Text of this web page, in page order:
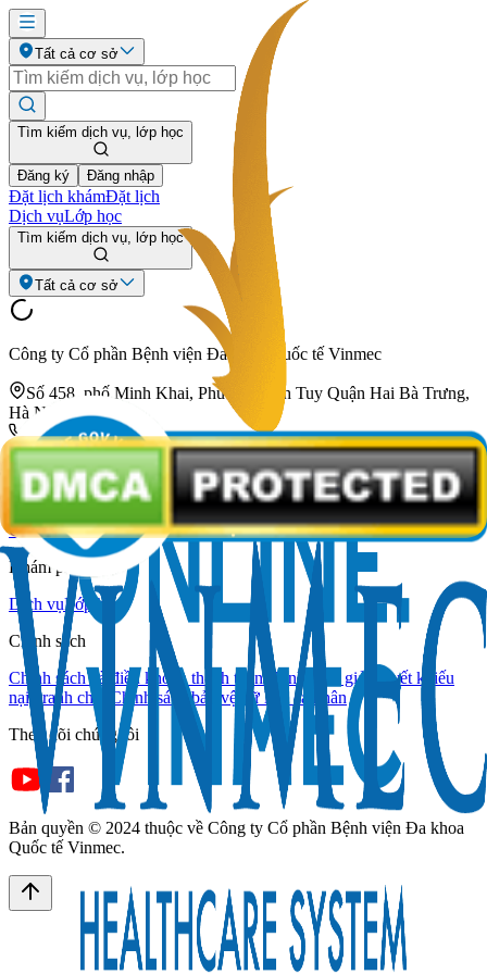
Tất cả cơ sở
Tìm kiếm dịch vụ, lớp học
Đăng ký Đăng nhập
Đặt lịch khámĐặt lịch
Dịch vụLớp học
Tìm kiếm dịch vụ, lớp học
Tất cả cơ sở
Công ty Cổ phần Bệnh viện Đa khoa Quốc tế Vinmec
Số 458, phố Minh Khai, Phường Vĩnh Tuy Quận Hai Bà Trưng,
Hà Nội.
024 3974 3556
info@vinmec.com
Hệ thống Vinmec
Giới thiệuHỗ trợBác sĩHệ thống cơ sở y tế
Khám phá
Dịch vụLớp học
Chính sách
Chính sách và điều khoản thanh toán Chính sách giải quyết khiếu
nại, tranh chấp
Chính sách bảo vệ dữ liệu cá nhân
Theo dõi chúng tôi
Bản quyền © 2024 thuộc về Công ty Cổ phần Bệnh viện Đa khoa
Quốc tế Vinmec.